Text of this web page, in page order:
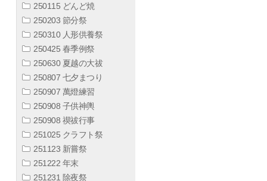
250115 どんど焼
250203 節分祭
250310 人形供養祭
250425 春季例祭
250630 夏越の大祓
250807 七夕まつり
250907 萬燈練習
250908 子供神輿
250908 禊祓行事
251025 クラフト祭
251123 新嘗祭
251222 年末
251231 除夜祭